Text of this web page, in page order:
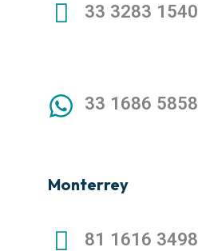
33 3283 1540
33 1686 5858
Monterrey
81 1616 3498